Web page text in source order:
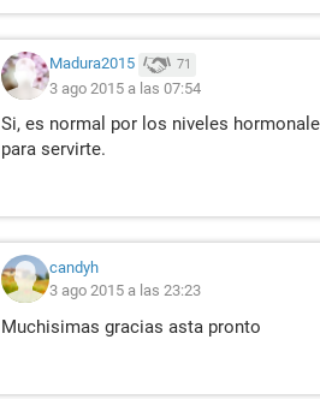
Madura2015 71
3 ago 2015 a las 07:54
Si, es normal por los niveles
para servirte.
candyh
3 ago 2015 a las 23:23
Muchisimas gracias asta pronto